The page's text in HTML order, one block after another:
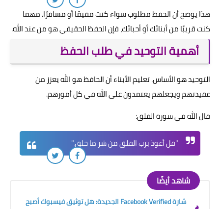
هذا يوضح أن الحفظ مطلوب سواء كنت مقيمًا أو مسافرًا. مهما
كنت قريبًا من أبنائك أو أحبائك، فإن الحفظ الحقيقي هو من عند الله.
أهمية التوحيد في طلب الحفظ
التوحيد هو الأساس. تعليم الأبناء أن الحافظ هو الله يعزز من
عقيدتهم ويجعلهم يعتمدون على الله في كل أمورهم.
قال الله في سورة الفلق:
"قل أعوذ برب الفلق من شر ما خلق."
شاهد أيضًا
شارة Facebook Verified الجديدة: هل توثيق فيسبوك أصبح